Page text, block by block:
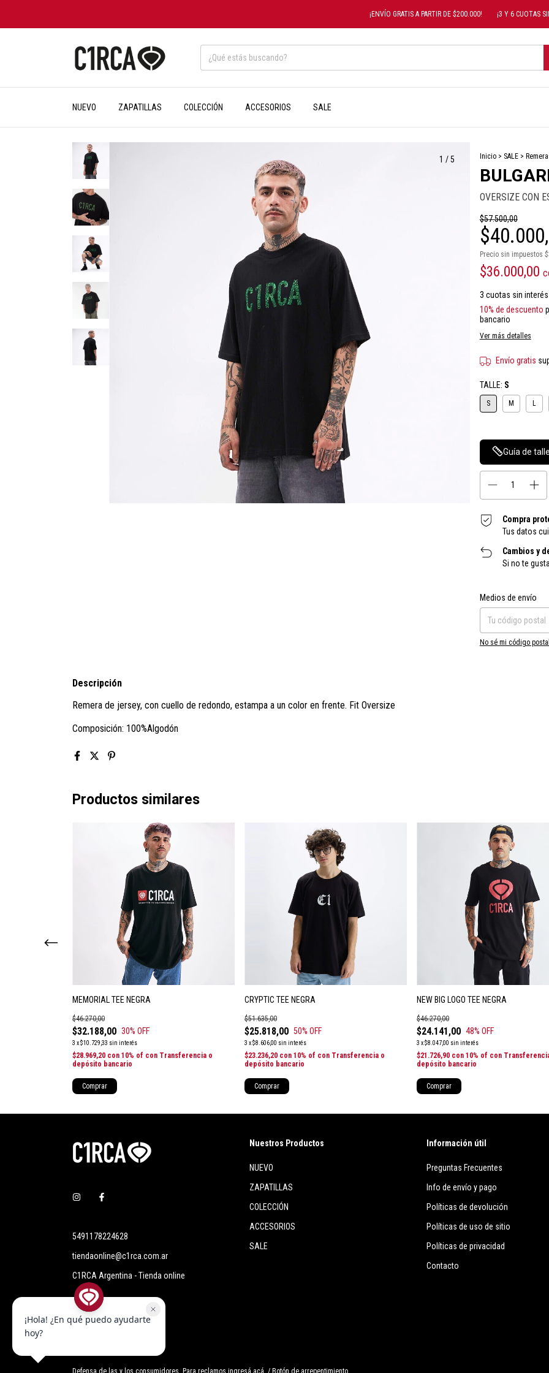
¡ENVÍO GRATIS A PARTIR DE $200.000! ¡3 Y 6 CUOTAS SIN
NUEVO ZAPATILLAS COLECCIÓN ACCESORIOS SALE
1 /5 Inicio > SALE >
OVERSIZE CON
$57.500,00
Precio sin impuestos
$36.000,00
3 cuotas sin interés
10% de descuento
bancario
Ver más detalles
Envío gratis
TALLE: S
S M L
Guía de
Compra
Tus datos
Cambios y
Si no te
Entregas para el CP:
Medios de envío
No sé mi código postal
Descripción
Remera de jersey, con cuello de redondo, estampa a un color en frente. Fit Oversize
Composición: 100%Algodón
Productos similares
MEMORIAL TEE NEGRA
$32.188,00
$46.270,00
30% OFF
3 x$10.729,33 sin interés
$28.969,20 con 10% of con Transferencia o
depósito bancario
Comprar
CRYPTIC TEE NEGRA
$25.818,00
$51.635,00
50% OFF
3 x$8.606,00 sin interés
$23.236,20 con 10% of con Transferencia o
depósito bancario
Comprar
NEW BIG LOGO TEE NEGRA
$24.141,00
$46.270,00
48% OFF
3 x$8.047,00 sin interés
$21.726,90 con 10% of con
depósito bancario
Comprar
5491178224628
tiendaonline@c1rca.com.ar
C1RCA Argentina - Tienda online
Nuestros Productos
NUEVO
ZAPATILLAS
COLECCIÓN
ACCESORIOS
SALE
Información útil
Preguntas Frecuentes
Info de envío y pago
Políticas de devolución
Políticas de uso de sitio
Políticas de privacidad
Contacto
Defensa de las y los consumidores. Para reclamos ingresá acá. / Botón de arrepentimiento